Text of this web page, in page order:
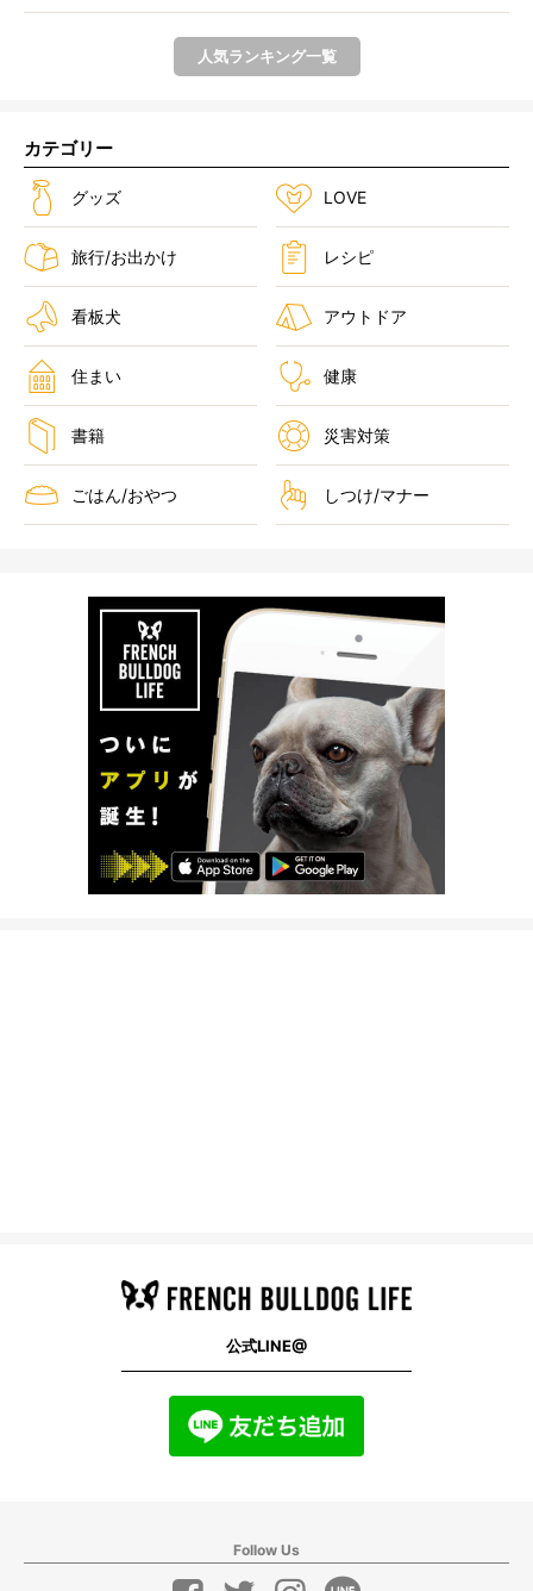
人気ランキング一覧
カテゴリー
グッズ LOVE
旅行/お出かけ レシピ
看板犬 アウトドア
住まい 健康
書籍 災害対策
ごはん/おやつ しつけ/マナー
公式LINE@
Follow Us